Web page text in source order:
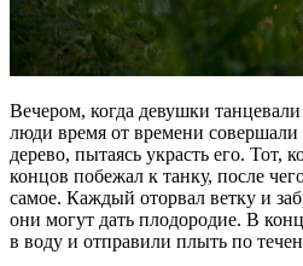
Вечером, когда девушки
люди время от времени совершали
дерево, пытаясь украсть его. Тот,
концов побежал к танку, после
самое. Каждый оторвал ветку и
они могут дать плодородие. В
в воду и отправили плыть по